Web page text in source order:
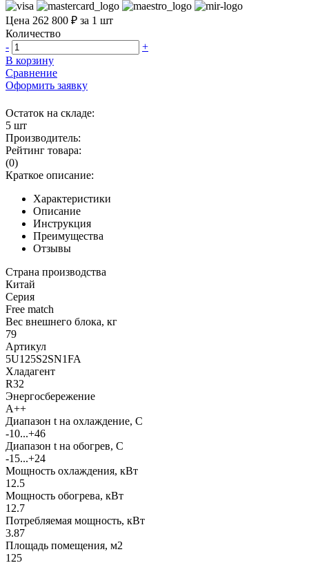
Цена 262 800 ₽ за 1 шт
Количество
-
+
В корзину
Сравнение
Оформить заявку
Остаток на складе:
5 шт
Производитель:
Рейтинг товара:
(0)
Краткое описание:
Характеристики
Описание
Инструкция
Преимущества
Отзывы
Страна производства
Китай
Серия
Free match
Вес внешнего блока, кг
79
Артикул
5U125S2SN1FA
Хладагент
R32
Энергосбережение
A++
Диапазон t на охлаждение, С
-10...+46
Диапазон t на обогрев, С
-15...+24
Мощность охлаждения, кВт
12.5
Мощность обогрева, кВт
12.7
Потребляемая мощность, кВт
3.87
Площадь помещения, м2
125